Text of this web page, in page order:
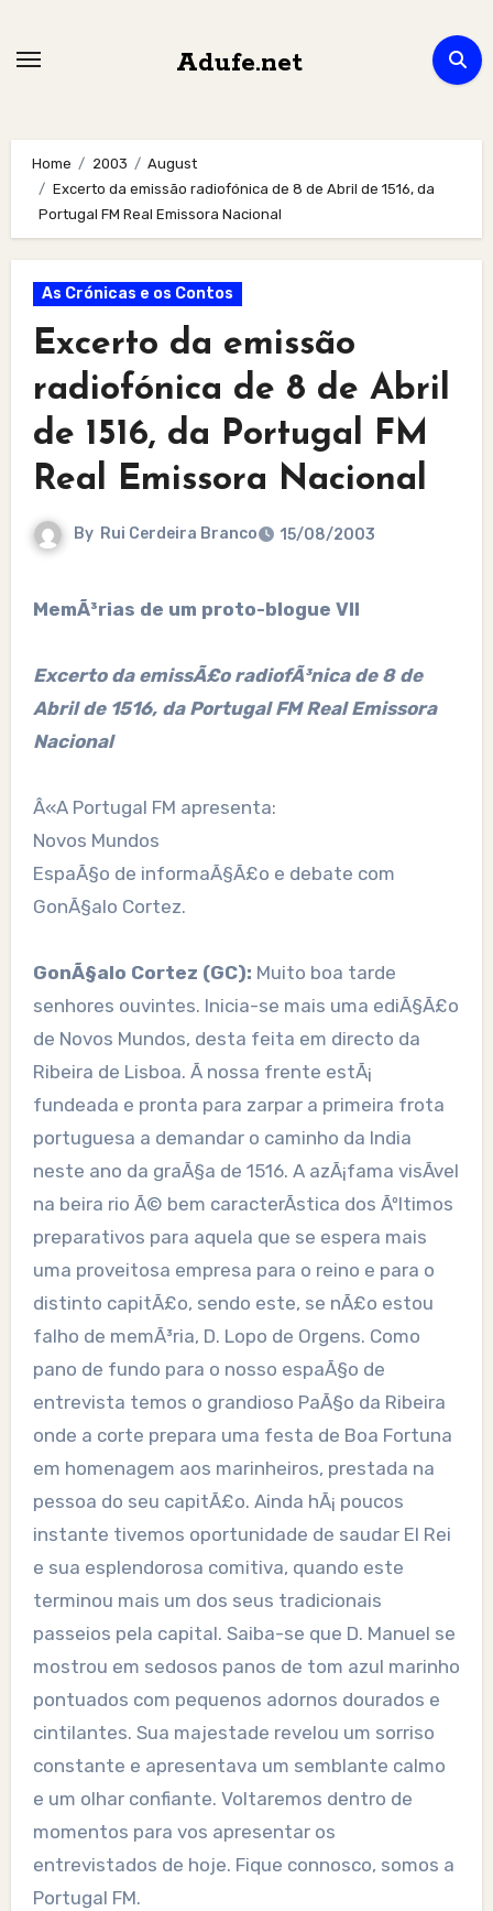
Adufe.net
Home 2003
August
Excerto da emissão radiofónica de 8 de Abril de 1516, da
Portugal FM Real Emissora Nacional
As Crónicas e os Contos
Excerto da emissão
radiofónica de 8 de Abril
de 1516, da Portugal FM
Real Emissora Nacional
By Rui Cerdeira Branco 15/08/2003
MemÃ³rias de um proto-blogue VII
Excerto da emissÃ£o radiofÃ³nica de 8 de
Abril de 1516, da Portugal FM Real Emissora
Nacional
Â«A Portugal FM apresenta:
Novos Mundos
EspaÃ§o de informaÃ§Ã£o e debate com
GonÃ§alo Cortez.
GonÃ§alo Cortez (GC): Muito boa tarde
senhores ouvintes. Inicia-se mais uma ediÃ§Ã£o
de Novos Mundos, desta feita em directo da
Ribeira de Lisboa. Ã nossa frente estÃ¡
fundeada e pronta para zarpar a primeira frota
portuguesa a demandar o caminho da India
neste ano da graÃ§a de 1516. A azÃ¡fama visÃ­vel
na beira rio Ã© bem caracterÃ­stica dos Ãºltimos
preparativos para aquela que se espera mais
uma proveitosa empresa para o reino e para o
distinto capitÃ£o, sendo este, se nÃ£o estou
falho de memÃ³ria, D. Lopo de Orgens. Como
pano de fundo para o nosso espaÃ§o de
entrevista temos o grandioso PaÃ§o da Ribeira
onde a corte prepara uma festa de Boa Fortuna
em homenagem aos marinheiros, prestada na
pessoa do seu capitÃ£o. Ainda hÃ¡ poucos
instante tivemos oportunidade de saudar El Rei
e sua esplendorosa comitiva, quando este
terminou mais um dos seus tradicionais
passeios pela capital. Saiba-se que D. Manuel se
mostrou em sedosos panos de tom azul marinho
pontuados com pequenos adornos dourados e
cintilantes. Sua majestade revelou um sorriso
constante e apresentava um semblante calmo
e um olhar confiante. Voltaremos dentro de
momentos para vos apresentar os
entrevistados de hoje. Fique connosco, somos a
Portugal FM.